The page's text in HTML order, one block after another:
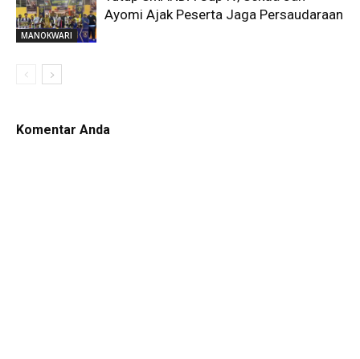
MANOKWARI
Ayomi Ajak Peserta Jaga Persaudaraan
Komentar Anda